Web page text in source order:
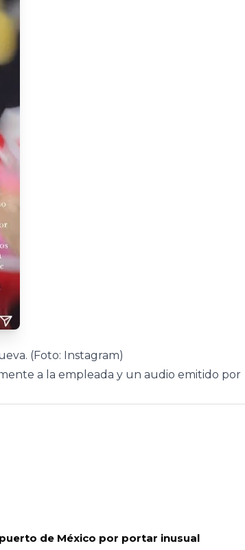
(Foto: Instagram)
a la empleada y un audio emitido por
de México por portar inusual